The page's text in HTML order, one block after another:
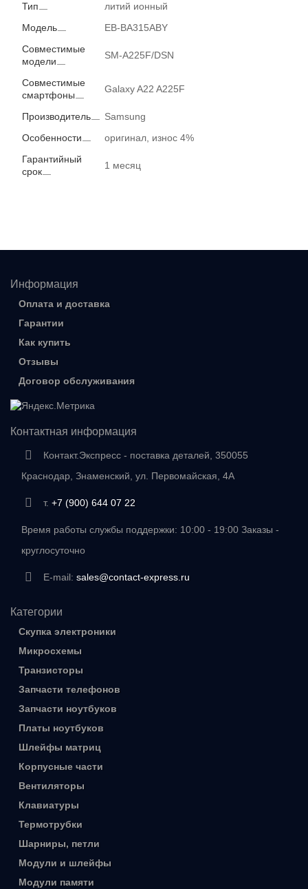
Тип
литий ионный
Модель
EB-BA315ABY
Совместимые
модели
SM-A225F/DSN
Совместимые
смартфоны
Galaxy A22 A225F
Производитель
Samsung
Особенности
оригинал, износ 4%
Гарантийный
срок
1 месяц
Информация
Оплата и доставка
Гарантии
Как купить
Отзывы
Договор обслуживания
Контактная информация
Контакт.Экспресс - поставка деталей, 350055
Краснодар, Знаменский, ул. Первомайская, 4А
т. +7 (900) 644 07 22
Время работы службы поддержки: 10:00 - 19:00 Заказы -
круглосуточно
E-mail: sales@contact-express.ru
Категории
Скупка электроники
Микросхемы
Транзисторы
Запчасти телефонов
Запчасти ноутбуков
Платы ноутбуков
Шлейфы матриц
Корпусные части
Вентиляторы
Клавиатуры
Термотрубки
Шарниры, петли
Модули и шлейфы
Модули памяти